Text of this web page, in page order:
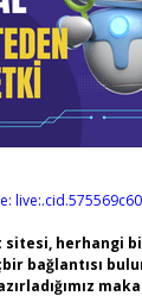
sitesi, herhangi
bağlantısı